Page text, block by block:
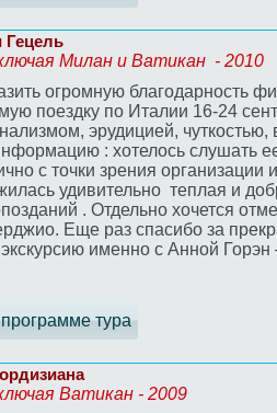
Гецель
Милан и Ватикан - 2010
огромную благодарность
поездку по Италии 16-24
эрудицией,
: хотелось слушать
с точки зрения
удивительно теплая и
. Отдельно хочется
Еще раз спасибо за
экскурсию именно с Анной
тура
Ватикан - 2009